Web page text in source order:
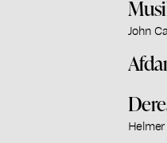
John